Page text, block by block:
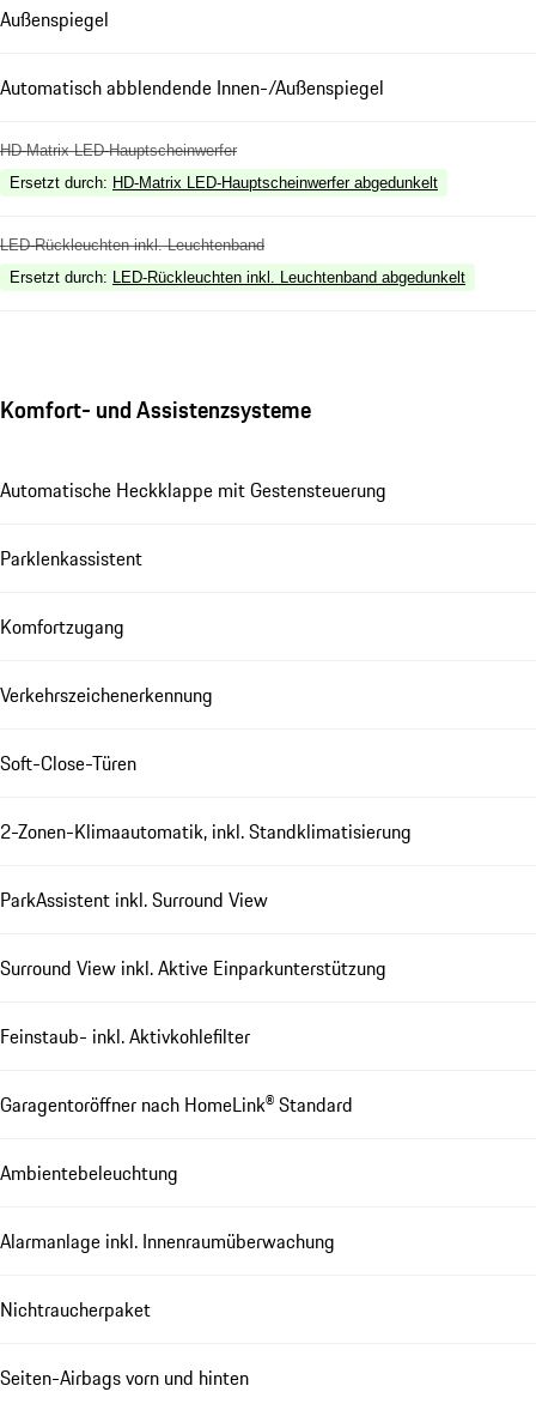
Außenspiegel
Automatisch abblendende Innen-/Außenspiegel
HD-Matrix LED-Hauptscheinwerfer
Ersetzt durch: HD-Matrix LED-Hauptscheinwerfer abgedunkelt
LED-Rückleuchten inkl. Leuchtenband
Ersetzt durch: LED-Rückleuchten inkl. Leuchtenband abgedunkelt
Komfort- und Assistenzsysteme
Automatische Heckklappe mit Gestensteuerung
Parklenkassistent
Komfortzugang
Verkehrszeichenerkennung
Soft-Close-Türen
2-Zonen-Klimaautomatik, inkl. Standklimatisierung
ParkAssistent inkl. Surround View
Surround View inkl. Aktive Einparkunterstützung
Feinstaub- inkl. Aktivkohlefilter
Garagentoröffner nach HomeLink® Standard
Ambientebeleuchtung
Alarmanlage inkl. Innenraumüberwachung
Nichtraucherpaket
Seiten-Airbags vorn und hinten